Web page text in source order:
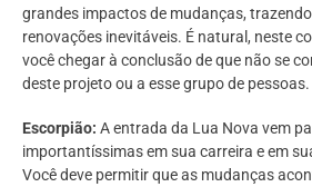
grandes impactos de mudanças,
renovações inevitáveis. É natural, neste
você chegar à conclusão de que não se
deste projeto ou a esse grupo de pessoas.
Escorpião: A entrada da Lua Nova vem
importantíssimas em sua carreira e em
Você deve permitir que as mudanças